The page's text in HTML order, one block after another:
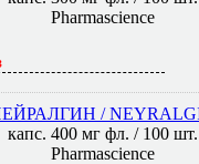
Pharmascience
/
капс. 400 мг фл. / 100 шт.
Pharmascience